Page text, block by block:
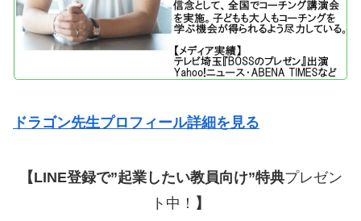
ドラゴン先生プロフィール詳細を見る
【LINE登録で”起業したい教員向け”特典プレゼン
ト中！ 】